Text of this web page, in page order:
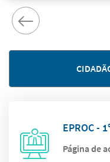
EPROC -
Página de